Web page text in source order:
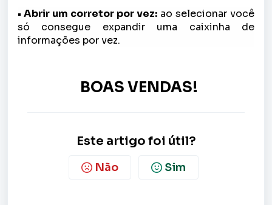
• Abrir um corretor por vez: ao selecionar você
só consegue expandir uma caixinha de
informações por vez.
BOAS VENDAS!
Este artigo foi útil?
Não Sim